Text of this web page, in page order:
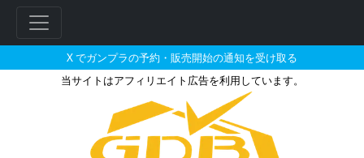
X でガンプラの予約・販売開始の通知を受け取る
当サイトはアフィリエイト広告を利用しています。
ガンダムのガンプラの販売・再